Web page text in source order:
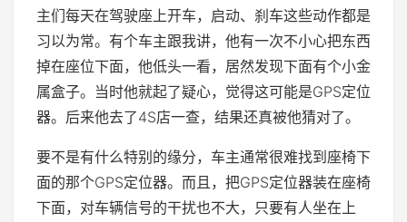
主们每天在驾驶座上开车，启动、刹车这些动作都是
习以为常。有个车主跟我讲，他有一次不小心把东西
掉在座位下面，他低头一看，居然发现下面有个小金
属盒子。当时他就起了疑心，觉得这可能是GPS定位
器。后来他去了4S店一查，结果还真被他猜对了。
要不是有什么特别的缘分，车主通常很难找到座椅下
面的那个GPS定位器。而且，把GPS定位器装在座椅
下面，对车辆信号的干扰也不大，只要有人坐在上